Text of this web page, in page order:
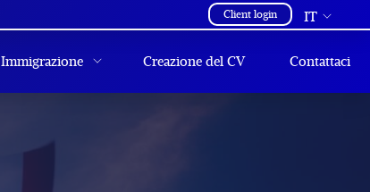
Client login IT
Immigrazione Creazione del CV Contattaci